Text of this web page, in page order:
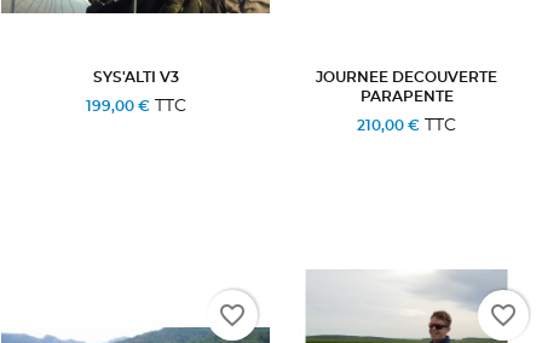
SYS'ALTI V3
199,00 €TTC
JOURNEE DECOUVERTE
PARAPENTE
210,00 € TTC
favorite_border favorite_border